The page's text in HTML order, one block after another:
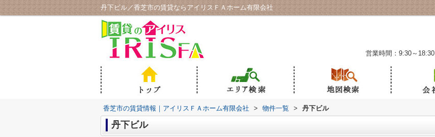
丹下ビル／香芝市の賃貸ならアイリスＦＡホーム有限会社
営業時間：9:30～18:30
香芝市の賃貸情報｜アイリスＦＡホーム有限会社 > 物件一覧 > 丹下ビル
丹下ビル